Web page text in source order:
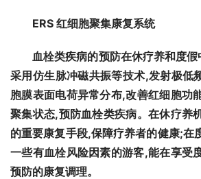
ERS 红细胞聚集康复系统
血栓类疾病的预防在休疗养和度
采用仿生脉冲磁共振等技术,发射极低
胞膜表面电荷异常分布,改善红细胞功
聚集状态,预防血栓类疾病。在休疗养
的重要康复手段,保障疗养者的健康;在
一些有血栓风险因素的游客,能在享受
预防的康复调理。